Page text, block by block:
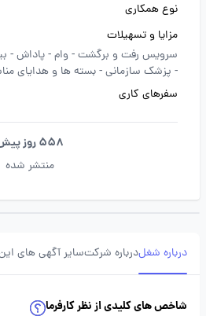
نوع همکاری
مزایا و تسهیلات
سرویس رفت و برگشت -وام -پاداش -
- پزشک سازمانی -بسته ها و هدایای
سفرهای کاری
558 روز پیش
منتشر شده
درباره شغلدرباره شرکتسایر آگهی های
شاخص های کلیدی از نظر کارفرما